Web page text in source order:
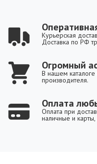
Курьерская
Доставка по РФ
Огромный
В нашем
производителя.
Оплата
Оплата при
наличные и